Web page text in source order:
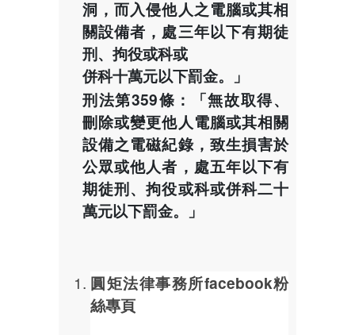
洞，而入侵他人之電腦或其相
關設備者，處三年以下有期徒
刑、拘役或科或
併科十萬元以下罰金。」
刑法第359條：「無故取得、
刪除或變更他人電腦或其相關
設備之電磁紀錄，致生損害於
公眾或他人者，處五年以下有
期徒刑、拘役或科或併科二十
萬元以下罰金。」
圓矩法律事務所facebook粉
絲專頁